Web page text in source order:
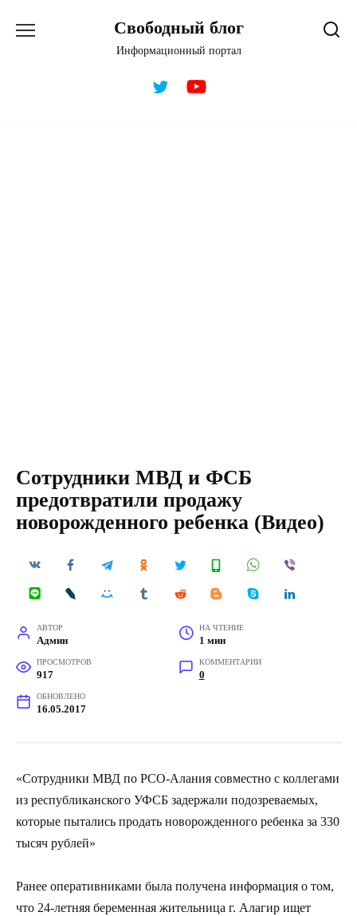
Свободный блог
Информационный портал
Сотрудники МВД и ФСБ
предотвратили продажу
новорожденного ребенка (Видео)
АВТОР
Админ
НА ЧТЕНИЕ
1 мин
ПРОСМОТРОВ
917
КОММЕНТАРИИ
0
ОБНОВЛЕНО
16.05.2017
«Сотрудники МВД по РСО-Алания совместно с коллегами
из республиканского УФСБ задержали подозреваемых,
которые пытались продать новорожденного ребенка за 330
тысяч рублей»
Ранее оперативниками была получена информация о том,
что 24-летняя беременная жительница г. Алагир ищет